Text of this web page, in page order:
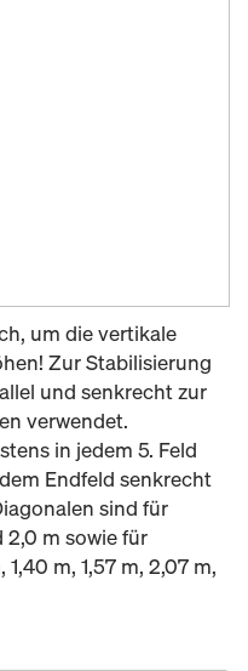
um die vertikale
Zur Stabilisierung
und senkrecht zur
verwendet.
in jedem 5. Feld
Endfeld senkrecht
sind für
2,0 m sowie für
m, 1,57 m, 2,07 m,